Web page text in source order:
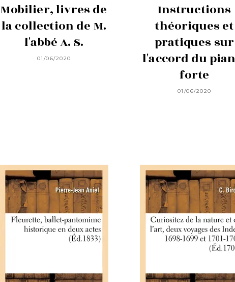
Mobilier, livres de
la collection de M.
l'abbé A. S.
01/06/2020
Instructions
théoriques et
pratiques sur
l'accord du
forte
01/06/2020